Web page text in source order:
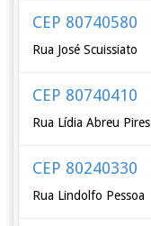
CEP 80740580
Rua José Scuissiato
CEP 80740410
Rua Lídia Abreu Pires
CEP 80240330
Rua Lindolfo Pessoa